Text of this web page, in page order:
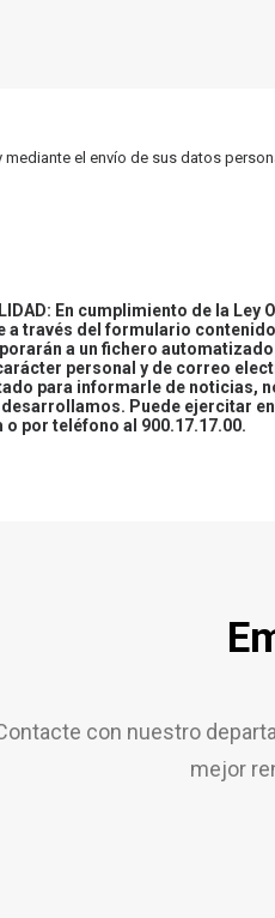
mediante el envío de sus datos
En cumplimiento de la
a través del formulario
a un fichero
personal y de correo
para informarle de noticias,
Puede ejercitar
por teléfono al 900.17.17.00.
con nuestro
mejor